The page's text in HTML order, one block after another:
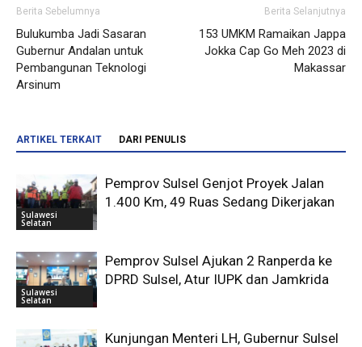
Berita Sebelumnya
Bulukumba Jadi Sasaran
Gubernur Andalan untuk
Pembangunan Teknologi
Arsinum
Berita Selanjutnya
153 UMKM Ramaikan Jappa
Jokka Cap Go Meh 2023 di
Makassar
ARTIKEL TERKAIT DARI PENULIS
Sulawesi
Selatan
Pemprov Sulsel Genjot Proyek Jalan
1.400 Km, 49 Ruas Sedang Dikerjakan
Sulawesi
Selatan
Pemprov Sulsel Ajukan 2 Ranperda ke
DPRD Sulsel, Atur IUPK dan Jamkrida
Kunjungan Menteri LH, Gubernur Sulsel